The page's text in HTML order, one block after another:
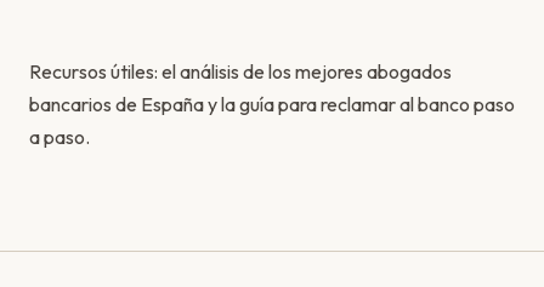
Recursos útiles: elanálisis de los mejores abogados
bancarios de Españay laguía para reclamar al banco paso
a paso.